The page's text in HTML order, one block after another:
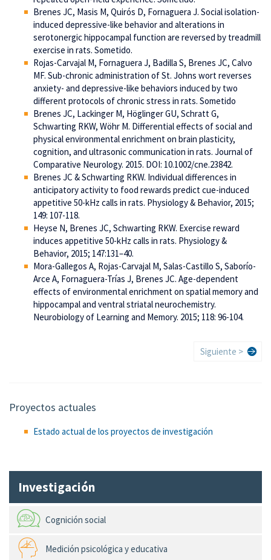
Brenes JC, Masis M, Quirós D, Fornaguera J. Social isolation-
induced depressive-like behavior and alterations in
serotonergic hippocampal function are reversed by treadmill
exercise in rats. Sometido.
Rojas-Carvajal M, Fornaguera J, Badilla S, Brenes JC, Calvo
MF. Sub-chronic administration of St. Johns wort reverses
anxiety- and depressive-like behaviors induced by two
different protocols of chronic stress in rats. Sometido
Brenes JC, Lackinger M, Höglinger GU, Schratt G,
Schwarting RKW, Wöhr M. Differential effects of social and
physical environmental enrichment on brain plasticity,
cognition, and ultrasonic communication in rats. Journal of
Comparative Neurology. 2015. DOI: 10.1002/cne.23842.
Brenes JC & Schwarting RKW. Individual differences in
anticipatory activity to food rewards predict cue-induced
appetitive 50-kHz calls in rats. Physiology & Behavior, 2015;
149: 107-118.
Heyse N, Brenes JC, Schwarting RKW. Exercise reward
induces appetitive 50-kHz calls in rats. Physiology &
Behavior, 2015; 147:131–40.
Mora-Gallegos A, Rojas-Carvajal M, Salas-Castillo S, Saborío-
Arce A, Fornaguera-Trías J, Brenes JC. Age-dependent
effects of environmental enrichment on spatial memory and
hippocampal and ventral striatal neurochemistry.
Neurobiology of Learning and Memory. 2015; 118: 96-104.
Siguiente
Siguiente >
Proyectos actuales
Estado actual de los proyectos de investigación
Investigación
Cognición social
Medición psicológica y educativa